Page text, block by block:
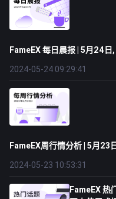
FameEX 每日晨报 | 5月24
2024-05-24 09:29:41
FameEX周行情分析 | 5月23
2024-05-23 10:53:31
FameEX 热